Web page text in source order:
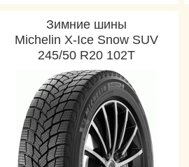
Зимние шины
Michelin X-Ice Snow SUV
245/50 R20 102T